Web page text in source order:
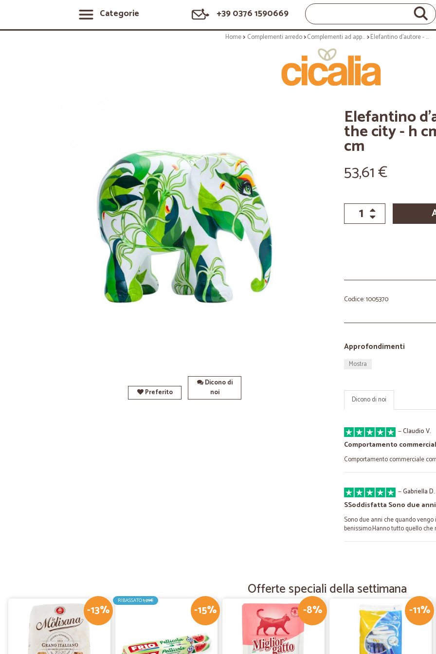
Categorie +39 0376 1590669
Home Complementi arredo Complementi ad appoggio Elefantino d'autore - arte beauty in the city - h cm 10 - statuetta solidale cm
Preferito
Dicono di
noi
Elefantino
the city - h
cm
53,61 €
Codice: 1005370
Approfondimenti
Mostra
Dicono di noi
—Claudio V.
Comportamento
Comportamento commerciale
—Gabriella D.
SSoddisfatta Sono due
Sono due anni che quando
benissimo.Hanno tutto quello
Trattandosi di primo ordine,
— Assunta G.
buon giorno
buon giorno la mia opinione è
Offerte speciali della settimana
-13% -15%
RIBASSATO1,29€
-8% -11%